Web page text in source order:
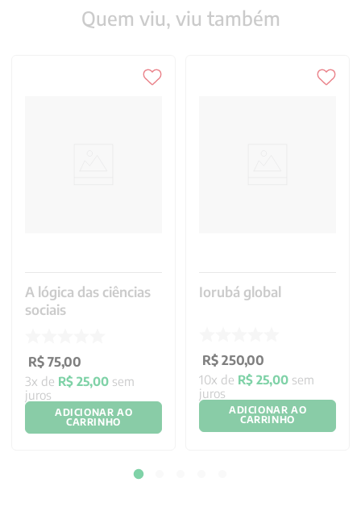
Quem viu, viu também
A lógica das ciências
sociais
R$ 75,00
3x de R$ 25,00 sem
juros
ADICIONAR AO
CARRINHO
Iorubá global
R$ 250,00
10x de R$ 25,00 sem
juros
ADICIONAR AO
CARRINHO